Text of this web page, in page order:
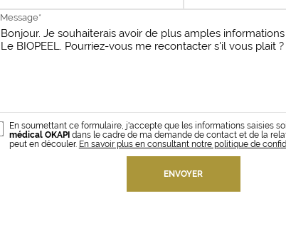
Message*
En soumettant ce formulaire, j'accepte que les informations saisies
médical OKAPI dans le cadre de ma demande de contact et de la
peut en découler. En savoir plus en consultant notre politique de